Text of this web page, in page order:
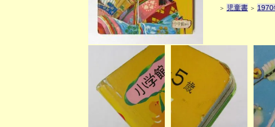
＞ 児童書 ＞ 1970